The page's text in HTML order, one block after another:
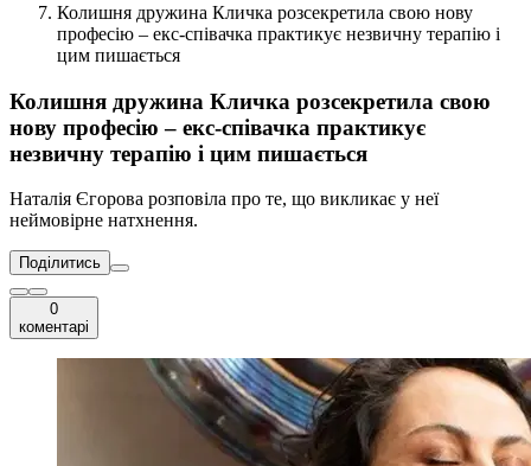
Колишня дружина Кличка розсекретила свою нову
професію – екс-співачка практикує незвичну терапію і
цим пишається
Колишня дружина Кличка розсекретила свою
нову професію – екс-співачка практикує
незвичну терапію і цим пишається
Наталія Єгорова розповіла про те, що викликає у неї
неймовірне натхнення.
Поділитись
0
коментарі